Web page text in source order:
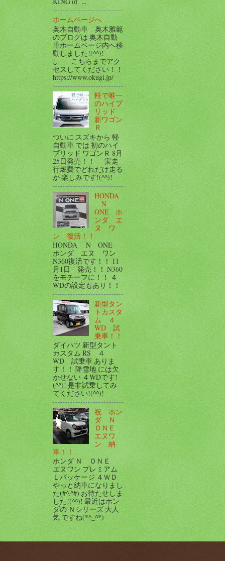
ホームページへ
奥木自動車 奥木雅範
のブログは 奥木自動
車ホームページ内へ移
動しました!(^^)!
↓ こちらまでアク
セスしてください！！
https://www.okugi.jp/
軽で唯一
のハイブ
リッド
新ワゴン
Ｒ
ついに スズキから 軽
自動車 では 初のハイ
ブリッド ワゴンＲ 8月
25日発売！！ 実走
行燃費でどれだけ走る
か 楽しみです!(^^)!
HONDA
N
ONE ホ
ンダ エ
ヌ ワ
ン 復活！！
HONDA N ONE
ホンダ エヌ ワン
N360復活です！！ 11
月1日 発売！！ N360
をモチーフに！！ ４
WDの設定もあり！！
新型タン
トカスタ
ム ４
WD 試
乗車！！
ダイハツ 新型タント
カスタム RS ４
WD 試乗車 ありま
す！！ 降雪地 には欠
かせない ４WDです!
(^^)! 是非試乗してみ
てください!(^^)!
祝 ホン
ダ Ｎ
ＯＮＥ
エヌワ
ン 納
車！！
ホンダ Ｎ ＯＮＥ
エヌワン プレミアム
Ｌパッケージ ４ＷＤ
やっと納車になりまし
た(#^.^#) お待たせしま
した!(^^)! 最近はホン
ダの Ｎシリーズ 大人
気 ですね(*^_^*)